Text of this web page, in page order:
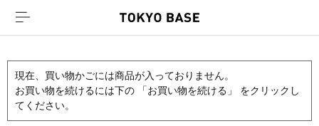
現在、買い物かごには商品が入っておりません。
お買い物を続けるには下の 「お買い物を続ける」 をクリックし
てください。